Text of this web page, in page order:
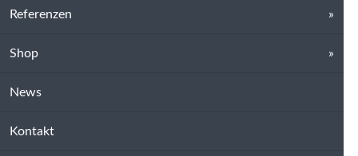
Referenzen
Shop
News
Kontakt